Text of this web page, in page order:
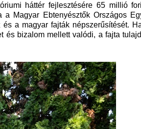
háttér fejlesztésére 65 millió
Magyar Ebtenyésztők Országos
a magyar fajták népszerűsítését.
és bizalom mellett valódi, a fajta